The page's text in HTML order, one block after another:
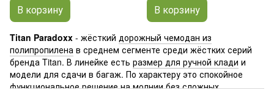
В корзину В корзину
Titan Paradoxx - жёсткий дорожный чемодан из
полипропилена в среднем сегменте среди жёстких серий
бренда Titan. В линейке есть размер для ручной клади и
модели для сдачи в багаж. По характеру это спокойное
функциональное решение на молнии без сложных